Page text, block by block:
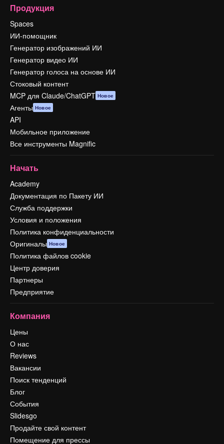
Продукция
Spaces
ИИ-помощник
Генератор изображений ИИ
Генератор видео ИИ
Генератор голоса на основе ИИ
Стоковый контент
MCP для Claude/ChatGPT Новое
Агенты Новое
API
Мобильное приложение
Все инструменты Magnific
Начать
Academy
Документация по Пакету ИИ
Служба поддержки
Условия и положения
Политика конфиденциальности
Оригиналы Новое
Политика файлов cookie
Центр доверия
Партнеры
Предприятие
Компания
Цены
О нас
Reviews
Вакансии
Поиск тенденций
Блог
События
Slidesgo
Продайте свой контент
Помещение для прессы